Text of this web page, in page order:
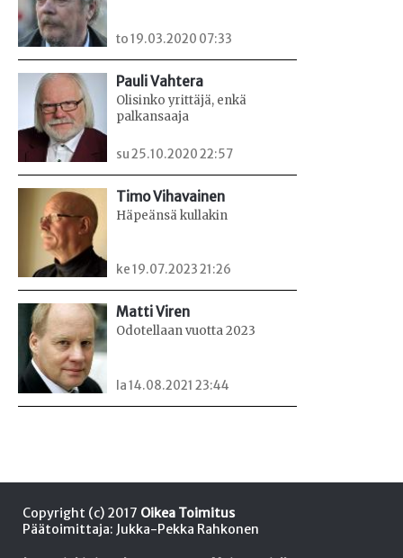
to 19.03.2020 07:33
Pauli Vahtera
Olisinko yrittäjä, enkä
palkansaaja
su 25.10.2020 22:57
Timo Vihavainen
Häpeänsä kullakin
ke 19.07.2023 21:26
Matti Viren
Odotellaan vuotta 2023
la 14.08.2021 23:44
Copyright (c) 2017 Oikea Toimitus
Päätoimittaja: Jukka-Pekka Rahkonen